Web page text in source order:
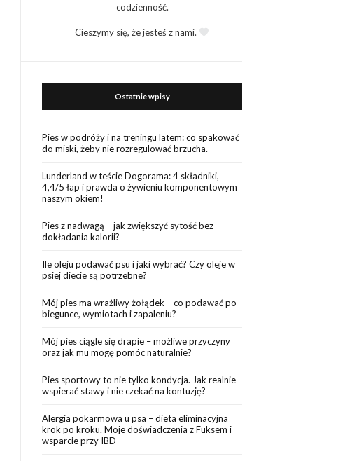
codzienność.
Cieszymy się, że jesteś z nami.
Ostatnie wpisy
Pies w podróży i na treningu latem: co spakować
do miski, żeby nie rozregulować brzucha.
Lunderland w teście Dogorama: 4 składniki,
4,4/5 łap i prawda o żywieniu komponentowym
naszym okiem!
Pies z nadwagą – jak zwiększyć sytość bez
dokładania kalorii?
Ile oleju podawać psu i jaki wybrać? Czy oleje w
psiej diecie są potrzebne?
Mój pies ma wrażliwy żołądek – co podawać po
biegunce, wymiotach i zapaleniu?
Mój pies ciągle się drapie – możliwe przyczyny
oraz jak mu mogę pomóc naturalnie?
Pies sportowy to nie tylko kondycja. Jak realnie
wspierać stawy i nie czekać na kontuzję?
Alergia pokarmowa u psa – dieta eliminacyjna
krok po kroku. Moje doświadczenia z Fuksem i
wsparcie przy IBD